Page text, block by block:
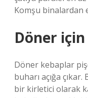
Komşu binalardan
Döner
Döner kebaplar
buharı açığa
bir kirletici olarak